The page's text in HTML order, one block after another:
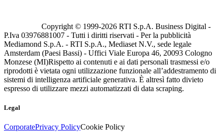
Copyright © 1999-2026 RTI S.p.A. Business Digital -
P.Iva 03976881007 - Tutti i diritti riservati - Per la pubblicità
Mediamond S.p.A. - RTI S.p.A., Mediaset N.V., sede legale
Amsterdam (Paesi Bassi) - Uffici Viale Europa 46, 20093 Cologno
Monzese (MI)Rispetto ai contenuti e ai dati personali trasmessi e/o
riprodotti è vietata ogni utilizzazione funzionale all’addestramento di
sistemi di intelligenza artificiale generativa. È altresì fatto divieto
espresso di utilizzare mezzi automatizzati di data scraping.
Legal
CorporatePrivacy PolicyCookie Policy